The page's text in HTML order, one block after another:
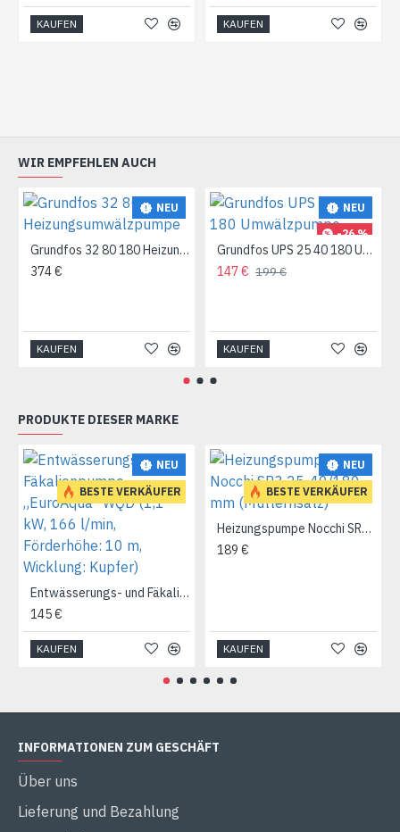
KAUFEN KAUFEN
WIR EMPFEHLEN AUCH
NEU
Grundfos 32 80 180 Heizungsumwälzpumpe
374 €
KAUFEN
NEU
-26 %
Grundfos UPS 25 40 180 Umwälzpumpe
147 € 199 €
KAUFEN
PRODUKTE DIESER MARKE
NEU
BESTE VERKÄUFER
Entwässerungs- und Fäkalienpumpe „EuroAqua“ WQD (1,1 kW, 166 l/min, Förderhöhe: 10 m, Wicklung: Kupfer)
145 €
KAUFEN
NEU
BESTE VERKÄUFER
Heizungspumpe Nocchi SR3 25-40/180 mm (Mutternsatz)
189 €
KAUFEN
INFORMATIONEN ZUM GESCHÄFT
Über uns
Lieferung und Bezahlung